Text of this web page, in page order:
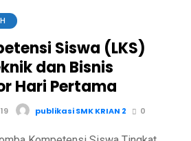
Siswa (LKS)
dan Bisnis
Hari Pertama
publikasi SMK KRIAN 2 0